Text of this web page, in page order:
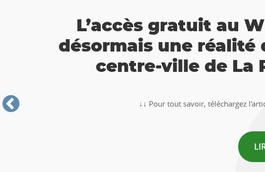
👉 Balade Totemus à La
Partez à la chasse au